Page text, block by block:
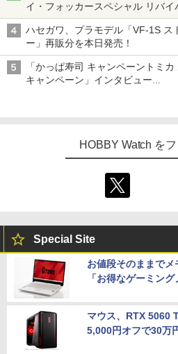
イ・フォッカースペシャル リバイ
ハセガワ、プラモデル「VF-1S ス
ー」再販分を本日発売！
「かっぱ寿司 キャンペーントミ
キャンペーン」インタビュー
HOBBY Watch を
Special Site
お値段そのままで
「お得なゲーミング
マウス、RTX 5060
5,000円オフで30万